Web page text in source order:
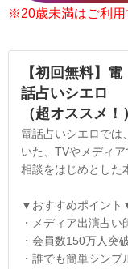
※20歳未満はご利用
【初回無料】電
話占いシエロ
（超オススメ！
電話占いシエロでは
いた、TVやメディ
相談をはじめとした
▼おすすめポイント
・メディア出演占い
・会員数150万人突
・誰でも簡単シンプ